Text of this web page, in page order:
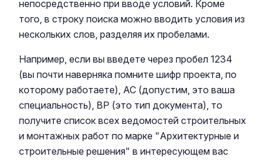
непосредственно при вводе условий. Кроме
того, в строку поиска можно вводить условия из
нескольких слов, разделяя их пробелами.
Например, если вы введете через пробел 1234
(вы почти наверняка помните шифр проекта, по
которому работаете), АС (допустим, это ваша
специальность), ВР (это тип документа), то
получите список всех ведомостей строительных
и монтажных работ по марке "Архитектурные и
строительные решения" в интересующем вас